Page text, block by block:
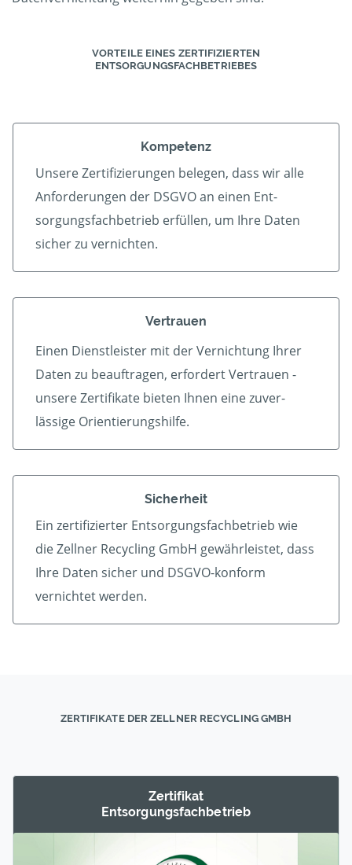
VORTEILE EINES ZERTIFIZIERTEN
ENTSORGUNGSFACHBETRIEBES
Kompetenz
Unsere Zertifizierungen belegen, dass wir alle
An­forder­ungen der DSGVO an einen Ent­
sorgungs­fach­betrieb er­füllen, um Ihre Daten
sicher zu vernichten.
Vertrauen
Einen Dienstleister mit der Vern­ichtung Ihrer
Daten zu beauf­tragen, erfordert Vertrauen -
unsere Zerti­fikate bieten Ihnen eine zu­ver­
lässige Orientierungshilfe.
Sicherheit
Ein zertifizierter Ent­sorgungs­fach­betrieb wie
die Zellner Recycling GmbH gewährleistet, dass
Ihre Daten sicher und DSGVO-konform
vernichtet werden.
ZERTIFIKATE DER ZELLNER RECYCLING GMBH
Zertifikat
Entsorgungs­fachbetrieb